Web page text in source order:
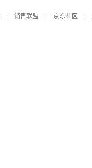
销售联盟 京东社区